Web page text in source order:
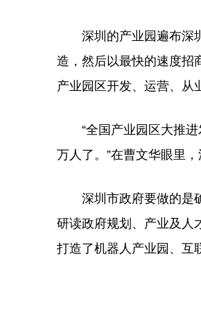
深圳的产业园遍布深圳
造，然后以最快的速度招
产业园区开发、运营、从
“全国产业园区大推进
万人了。”在曹文华眼里，
深圳市政府要做的是确
研读政府规划、产业及人
打造了机器人产业园、互